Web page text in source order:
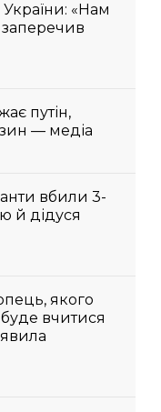
«Нам
путін,
— медіа
вбили 3-
й дідуся
якого
вчитися